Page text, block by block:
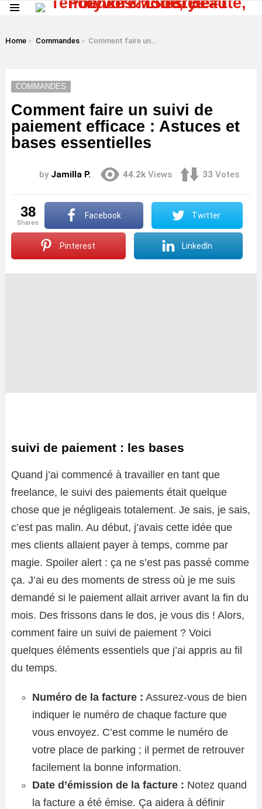
You are here:
Home Commandes Comment faire un suivi de paiement efficace : Astuces et bases essentielles
COMMANDES
Comment faire un suivi de
paiement efficace : Astuces et
bases essentielles
by Jamilla P. 44.2k Views 33 Votes
38
shares
Facebook Twitter
Pinterest LinkedIn
suivi de paiement : les bases
Quand j’ai commencé à travailler en tant que
freelance, le suivi des paiements était quelque
chose que je négligeais totalement. Je sais, je sais,
c’est pas malin. Au début, j’avais cette idée que
mes clients allaient payer à temps, comme par
magie. Spoiler alert : ça ne s’est pas passé comme
ça. J’ai eu des moments de stress où je me suis
demandé si le paiement allait arriver avant la fin du
mois. Des frissons dans le dos, je vous dis ! Alors,
comment faire un suivi de paiement ? Voici
quelques éléments essentiels que j’ai appris au fil
du temps.
Numéro de la facture : Assurez-vous de bien
indiquer le numéro de chaque facture que
vous envoyez. C’est comme le numéro de
votre place de parking ; il permet de retrouver
facilement la bonne information.
Date d’émission de la facture : Notez quand
la facture a été émise. Ça aidera à définir